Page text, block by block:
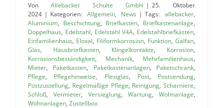
Von Allebacker Schulte GmbH | 25. Oktober
2024 | Kategorien: Allgemein, News | Tags:allebacker,
Aluminium, Beschichtung, Briefkasten, Briefkastenanlage,
Doppelhaus, Edelstahl, Edelstahl V4A, Edelstahlbriefkästen,
Einfamilienhaus, Eloxal, Filiformkorrosion, Funktion, Galfan,
Glas, Hausbriefkasten, Klingelkontakte, Korrosion,
Korrosionsbeständigkeit, Mechanik, Mehrfamilienhaus,
Mieter, Paketkasten, Paketkastenanlagen, Paketschrank,
Pflege, Pflegehinweise, Plexiglas, Post, Postsendung,
Postzustellung, Regelmäßige Pflege, Reinigung, Scharniere,
Schloß, Vermieter, Versieglung, Wartung, Wohnanlage,
Wohnanlagen, Zustellbox